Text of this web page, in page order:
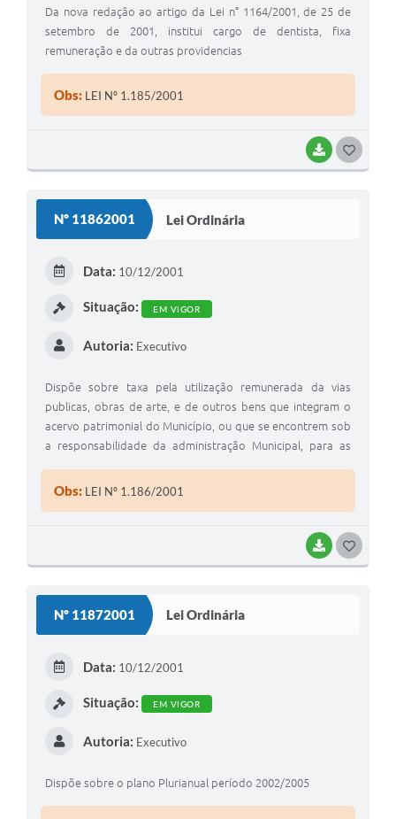
BAIXAR
Da nova redação ao artigo da Lei n° 1164/2001, de 25 de
setembro de 2001, institui cargo de dentista, fixa
remuneração e da outras providencias
Obs: LEI Nº 1.185/2001
Nº 11862001 Lei Ordinária
BAIXAR
Data: 10/12/2001
Situação: EM VIGOR
Autoria: Executivo
Dispõe sobre taxa pela utilização remunerada da vias
publicas, obras de arte, e de outros bens que integram o
acervo patrimonial do Município, ou que se encontrem sob
a responsabilidade da administração Municipal, para as
Obs: LEI Nº 1.186/2001
Nº 11872001 Lei Ordinária
Data: 10/12/2001
Situação: EM VIGOR
Autoria: Executivo
Dispõe sobre o plano Plurianual período 2002/2005